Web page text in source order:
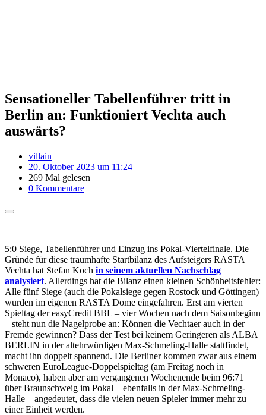
Sensationeller Tabellenführer tritt in
Berlin an: Funktioniert Vechta auch
auswärts?
villain
20. Oktober 2023 um 11:24
269 Mal gelesen
0 Kommentare
5:0 Siege, Tabellenführer und Einzug ins Pokal-Viertelfinale. Die
Gründe für diese traumhafte Startbilanz des Aufsteigers RASTA
Vechta hat Stefan Koch in seinem aktuellen Nachschlag
analysiert. Allerdings hat die Bilanz einen kleinen Schönheitsfehler:
Alle fünf Siege (auch die Pokalsiege gegen Rostock und Göttingen)
wurden im eigenen RASTA Dome eingefahren. Erst am vierten
Spieltag der easyCredit BBL – vier Wochen nach dem Saisonbeginn
– steht nun die Nagelprobe an: Können die Vechtaer auch in der
Fremde gewinnen? Dass der Test bei keinem Geringeren als ALBA
BERLIN in der altehrwürdigen Max-Schmeling-Halle stattfindet,
macht ihn doppelt spannend. Die Berliner kommen zwar aus einem
schweren EuroLeague-Doppelspieltag (am Freitag noch in
Monaco), haben aber am vergangenen Wochenende beim 96:71
über Braunschweig im Pokal – ebenfalls in der Max-Schmeling-
Halle – angedeutet, dass die vielen neuen Spieler immer mehr zu
einer Einheit werden.